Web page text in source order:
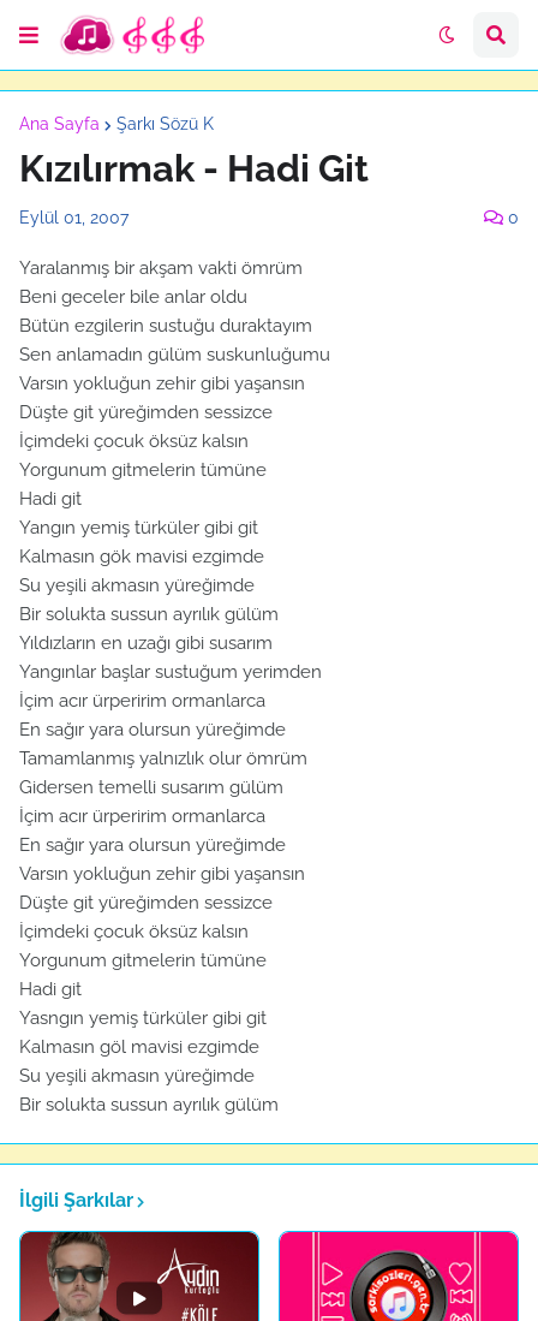
Ana Sayfa Şarkı Sözü K
Kızılırmak - Hadi Git
Eylül 01, 2007 0
Yaralanmış bir akşam vakti ömrüm
Beni geceler bile anlar oldu
Bütün ezgilerin sustuğu duraktayım
Sen anlamadın gülüm suskunluğumu
Varsın yokluğun zehir gibi yaşansın
Düşte git yüreğimden sessizce
İçimdeki çocuk öksüz kalsın
Yorgunum gitmelerin tümüne
Hadi git
Yangın yemiş türküler gibi git
Kalmasın gök mavisi ezgimde
Su yeşili akmasın yüreğimde
Bir solukta sussun ayrılık gülüm
Yıldızların en uzağı gibi susarım
Yangınlar başlar sustuğum yerimden
İçim acır ürperirim ormanlarca
En sağır yara olursun yüreğimde
Tamamlanmış yalnızlık olur ömrüm
Gidersen temelli susarım gülüm
İçim acır ürperirim ormanlarca
En sağır yara olursun yüreğimde
Varsın yokluğun zehir gibi yaşansın
Düşte git yüreğimden sessizce
İçimdeki çocuk öksüz kalsın
Yorgunum gitmelerin tümüne
Hadi git
Yasngın yemiş türküler gibi git
Kalmasın göl mavisi ezgimde
Su yeşili akmasın yüreğimde
Bir solukta sussun ayrılık gülüm
İlgili Şarkılar